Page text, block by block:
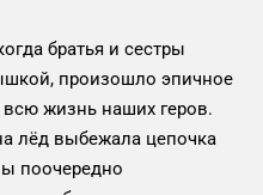
братья и сестры
произошло эпичное
жизнь наших геров.
лёд выбежала цепочка
поочередно